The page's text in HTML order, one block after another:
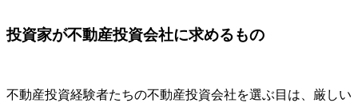
投資家が不動産投資会社に求めるもの
不動産投資経験者たちの不動産投資会社を選ぶ目は、厳しい